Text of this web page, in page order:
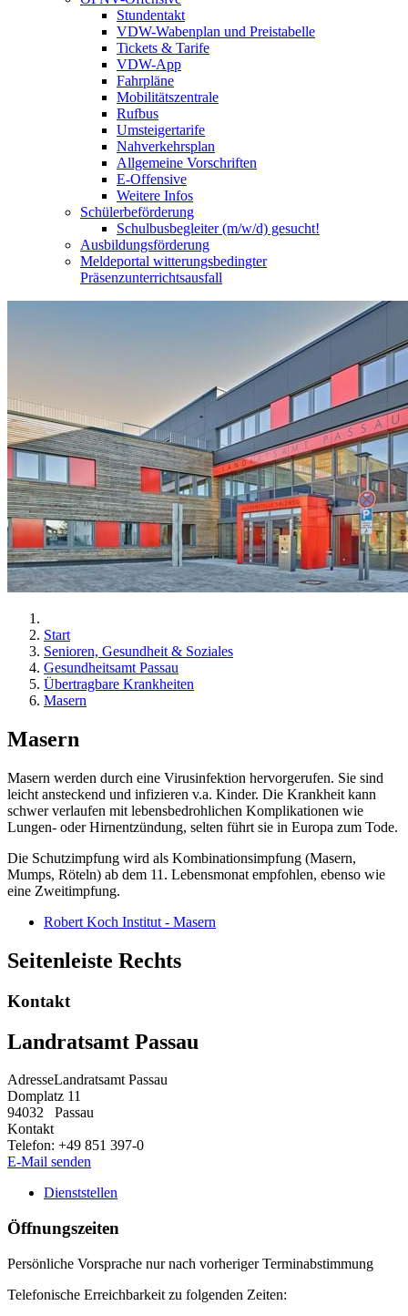
Stundentakt
VDW-Wabenplan und Preistabelle
Tickets & Tarife
VDW-App
Fahrpläne
Mobilitätszentrale
Rufbus
Umsteigertarife
Nahverkehrsplan
Allgemeine Vorschriften
E-Offensive
Weitere Infos
Schülerbeförderung
Schulbusbegleiter (m/w/d) gesucht!
Ausbildungsförderung
Meldeportal witterungsbedingter
Präsenzunterrichtsausfall
Start
Senioren, Gesundheit & Soziales
Gesundheitsamt Passau
Übertragbare Krankheiten
Masern
Masern
Masern werden durch eine Virusinfektion hervorgerufen. Sie sind
leicht ansteckend und infizieren v.a. Kinder. Die Krankheit kann
schwer verlaufen mit lebensbedrohlichen Komplikationen wie
Lungen- oder Hirnentzündung, selten führt sie in Europa zum Tode.
Die Schutzimpfung wird als Kombinationsimpfung (Masern,
Mumps, Röteln) ab dem 11. Lebensmonat empfohlen, ebenso wie
eine Zweitimpfung.
Robert Koch Institut - Masern
Seitenleiste Rechts
Kontakt
Landratsamt Passau
AdresseLandratsamt Passau
Domplatz 11
94032
Passau
Kontakt
Telefon: +49 851 397-0
E-Mail senden
Dienststellen
Öffnungszeiten
Persönliche Vorsprache nur nach vorheriger Terminabstimmung
Telefonische Erreichbarkeit zu folgenden Zeiten: